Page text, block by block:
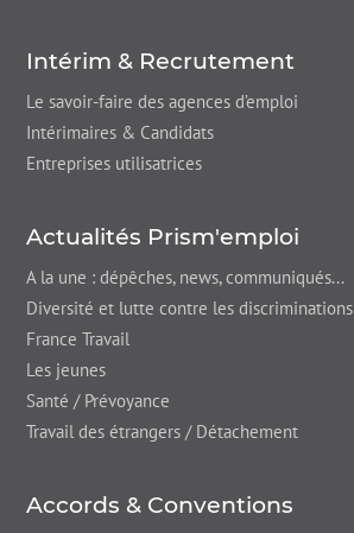
Intérim & Recrutement
Le savoir-faire des agences d’emploi
Intérimaires & Candidats
Entreprises utilisatrices
Actualités Prism'emploi
A la une : dépêches, news, communiqués...
Diversité et lutte contre les discriminations
France Travail
Les jeunes
Santé / Prévoyance
Travail des étrangers / Détachement
Accords & Conventions